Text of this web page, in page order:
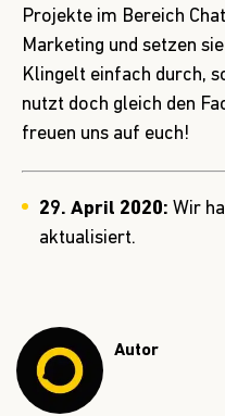
Projekte im Bereich
Marketing und setzen
Klingelt einfach durch,
nutzt doch gleich den
freuen uns auf euch!
29. April 2020: Wir
aktualisiert.
Autor